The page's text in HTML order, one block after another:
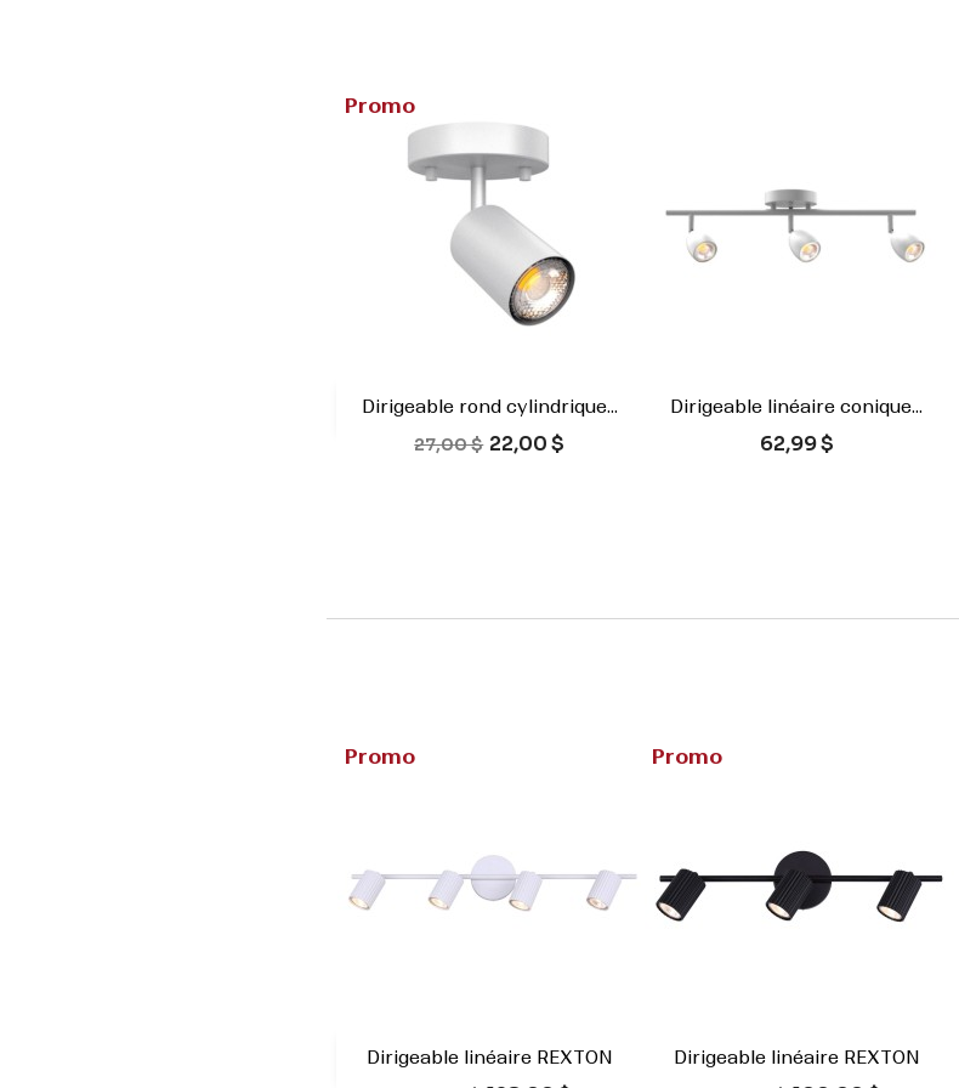
Dirigeable rond cylindrique...
Prix de base
27,00 $ Prix
22,00 $
Promo
Aperçu rapide
BlancNoir
Dirigeable linéaire conique...
Prix
62,99 $
Aperçu rapide
BlancNoir
Dirigeable linéaire REXTON
Promo
Aperçu rapide
Dirigeable linéaire REXTON
Promo
Aperçu rapide